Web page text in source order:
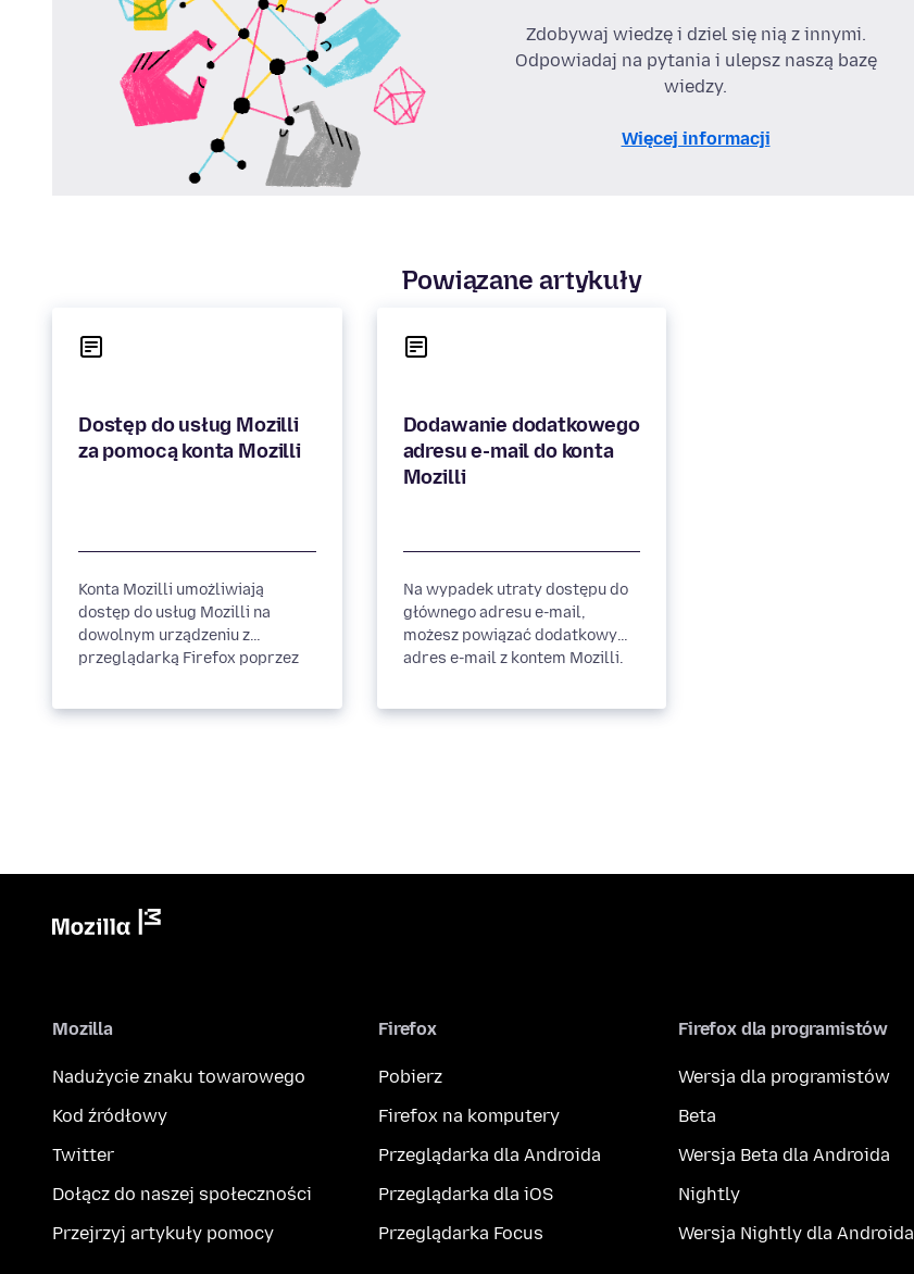
Zdobywaj wiedzę i dziel się nią z innymi.
Odpowiadaj na pytania i ulepsz naszą bazę
wiedzy.
Więcej informacji
Powiązane artykuły
Dostęp do usług Mozilli
za pomocą konta Mozilli
Konta Mozilli umożliwiają
dostęp do usług Mozilli na
dowolnym urządzeniu z
przeglądarką Firefox poprzez
Dodawanie dodatkowego
adresu e-mail do konta
Mozilli
Na wypadek utraty dostępu do
głównego adresu e-mail,
możesz powiązać dodatkowy
adres e-mail z kontem Mozilli.
Mozilla
Nadużycie znaku towarowego
Kod źródłowy
Twitter
Dołącz do naszej społeczności
Przejrzyj artykuły pomocy
Firefox
Pobierz
Firefox na komputery
Przeglądarka dla Androida
Przeglądarka dla iOS
Przeglądarka Focus
Firefox dla programistów
Wersja dla programistów
Beta
Wersja Beta dla Androida
Nightly
Wersja Nightly dla Androida